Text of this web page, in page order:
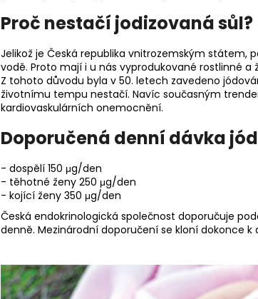
Proč nestačí jodizovaná sůl?
Jelikož je Česká republika vnitrozemským
vodě. Proto mají i u nás vyprodukované rostlinné
Z tohoto důvodu byla v 50. letech zavedeno
životnímu tempu nestačí. Navíc současným
kardiovaskulárních onemocnění.
Doporučená denní dávka
- dospělí 150 μg/den
- těhotné ženy 250 μg/den
- kojící ženy 350 μg/den
Česká endokrinologická společnost doporučuje
denně. Mezinárodní doporučení se kloní dokonce k